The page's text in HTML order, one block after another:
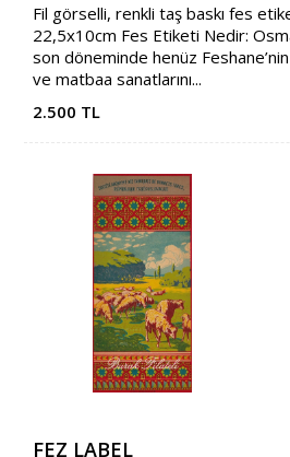
Fil görselli, renkli taş baskı fes
22,5x10cm Fes Etiketi Nedir:
son döneminde henüz
ve matbaa sanatlarını...
2.500 TL
FEZ LABEL